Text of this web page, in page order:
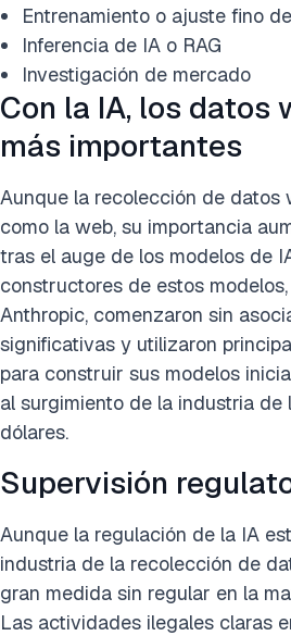
Entrenamiento o ajuste fino
Inferencia de IA o RAG
Investigación de mercado
Con la IA, los datos
más importantes
Aunque la recolección de datos
como la web, su importancia
tras el auge de los modelos de
constructores de estos
Anthropic, comenzaron sin
significativas y utilizaron
para construir sus modelos
al surgimiento de la industria de
dólares.
Supervisión
Aunque la regulación de la IA
industria de la recolección de
gran medida sin regular en la
Las actividades ilegales claras